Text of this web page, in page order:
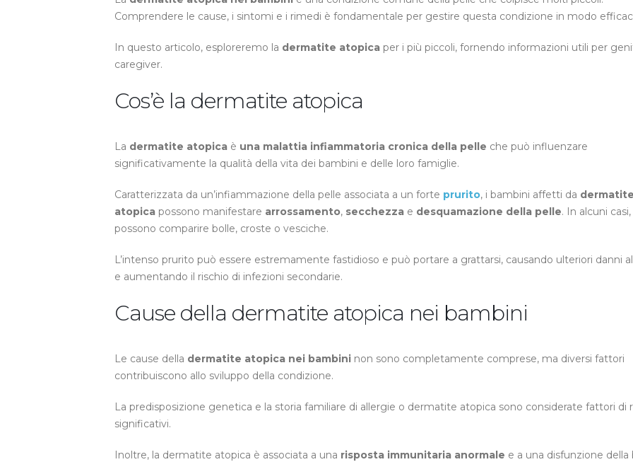
nei
cause,
Comprendere le cause, i sintomi e i rimedi è fondamentale per gestire questa condizione in modo
In questo articolo, esploreremo la dermatite atopica per i più piccoli, fornendo informazioni utili per
caregiver.
Cos’è la dermatite atopica
La dermatite atopica è una malattia infiammatoria cronica della pelle che può influenzare
significativamente la qualità della vita dei bambini e delle loro famiglie.
Caratterizzata da un’infiammazione della pelle associata a un forte prurito, i bambini affetti da dermatite
atopica possono manifestare arrossamento, secchezza e desquamazione della pelle. In alcuni casi,
possono comparire bolle, croste o vesciche.
L’intenso prurito può essere estremamente fastidioso e può portare a grattarsi, causando ulteriori danni
e aumentando il rischio di infezioni secondarie.
Cause della dermatite atopica nei bambini
Le cause della dermatite atopica nei bambini non sono completamente comprese, ma diversi fattori
contribuiscono allo sviluppo della condizione.
La predisposizione genetica e la storia familiare di allergie o dermatite atopica sono considerate fattori di
significativi.
Inoltre, la dermatite atopica è associata a una risposta immunitaria anormale e a una disfunzione della